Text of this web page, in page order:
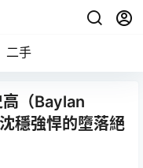
二手
（Baylan
穩強悍的墮落絕